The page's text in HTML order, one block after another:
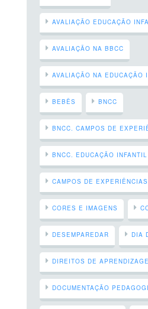
AVALIAÇÃO EDUCAÇÃO
AVALIAÇÃO NA BBCC
AVALIAÇÃO NA EDUCAÇÃO
BEBÊS BNCC
BNCC. CAMPOS DE
BNCC. EDUCAÇÃO INFANTIL
CAMPOS DE EXPERIÊNCIAS
CORES E IMAGENS
DESEMPAREDAR DIA
DIREITOS DE
DOCUMENTAÇÃO